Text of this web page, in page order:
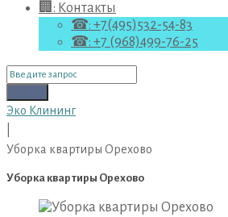
🏢: Контакты
☎: +7(495)532-54-83
☎: +7 (968)499-76-25
Поиск
для:
Эко Клининг
Уборка квартиры Орехово
Уборка квартиры Орехово